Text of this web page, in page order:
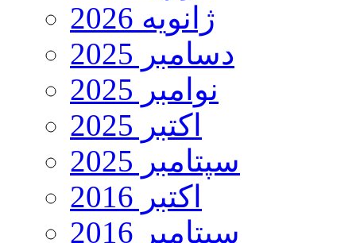
ژانویه 2026
دسامبر 2025
نوامبر 2025
اکتبر 2025
سپتامبر 2025
اکتبر 2016
سپتامبر 2016